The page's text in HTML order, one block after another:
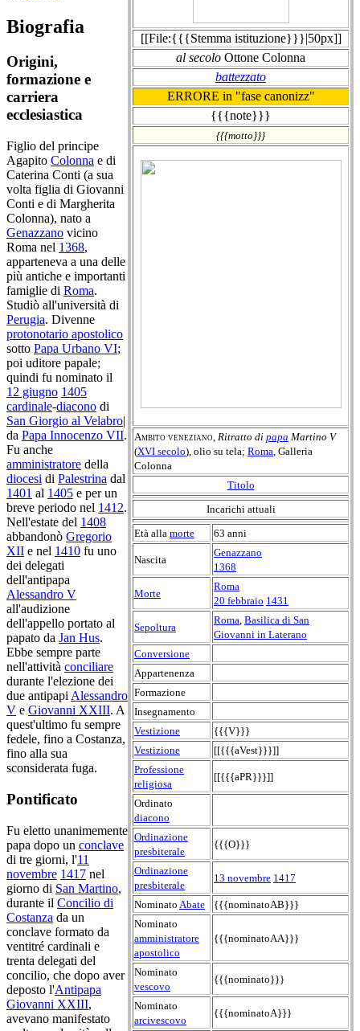
[[File:{{{Stemma istituzione}}}|50px]]
al secolo Ottone Colonna
battezzato
ERRORE in "fase canonizz"
{{{note}}}
{{{motto}}}
Ambito veneziano Ritratto di papa Martino V
(XVI secolo), olio su tela; Roma , Galleria
Colonna
Titolo
Incarichi attuali
Età alla morte 63 anni
Nascita
Genazzano
1368
Morte
Roma
20 febbraio 1431
Sepoltura
Roma Basilica di San
Giovanni in Laterano
Conversione
Appartenenza
Formazione
Insegnamento
Vestizione
{{{V}}}
Vestizione
[[{{{aVest}}}]]
Professione
religiosa
[[{{{aPR}}}]]
Ordinato
diacono
Ordinazione
presbiterale
{{{O}}}
Ordinazione
presbiterale
13 novembre 1417
Nominato Abate
{{{nominatoAB}}}
Nominato
amministratore
apostolico
{{{nominatoAA}}}
Nominato
vescovo
{{{nominato}}}
Nominato
arcivescovo
{{{nominatoA}}}
Biografia
Origini,
formazione e
carriera
ecclesiastica
Figlio del principe
Agapito Colonna e di
Caterina Conti (a sua
volta figlia di Giovanni
Conti e di Margherita
Colonna), nato a
Genazzano vicino
Roma nel 1368,
apparteneva a una delle
più antiche e importanti
famiglie di Roma.
Studiò all'università di
Perugia. Divenne
protonotario apostolico
sotto Papa Urbano VI;
poi uditore papale;
quindi fu nominato il
12 giugno 1405
cardinale-diacono di
San Giorgio al Velabro|
da Papa Innocenzo VII.
Fu anche
amministratore della
diocesi di Palestrina dal
1401 al 1405 e per un
breve periodo nel 1412.
Nell'estate del 1408
abbandonò Gregorio
XII e nel 1410 fu uno
dei delegati
dell'antipapa
Alessandro V
all'audizione
dell'appello portato al
papato da Jan Hus.
Ebbe sempre parte
nell'attività conciliare
durante l'elezione dei
due antipapi Alessandro
V e Giovanni XXIII. A
quest'ultimo fu sempre
fedele, fino a Costanza,
fino alla sua
sconsiderata fuga.
Pontificato
Fu eletto unanimemente
papa dopo un conclave
di tre giorni, l'11
novembre 1417 nel
giorno di San Martino,
durante il Concilio di
Costanza da un
conclave formato da
ventitré cardinali e
trenta delegati del
concilio, che dopo aver
deposto l'Antipapa
Giovanni XXIII,
avevano manifestato